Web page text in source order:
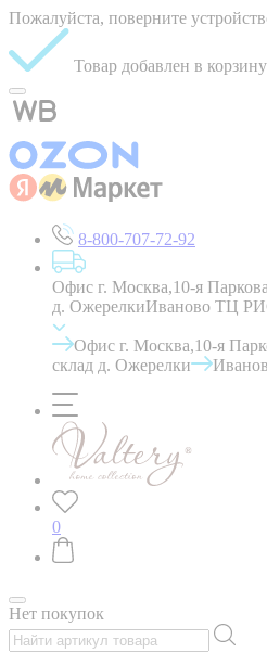
Пожалуйста, поверните
Товар добавлен в корзину
8-800-707-72-92
Офис г. Москва,10-я
д. ОжерелкиИваново ТЦ
Офис г. Москва,10-я
склад д. Ожерелки
0
Нет покупок